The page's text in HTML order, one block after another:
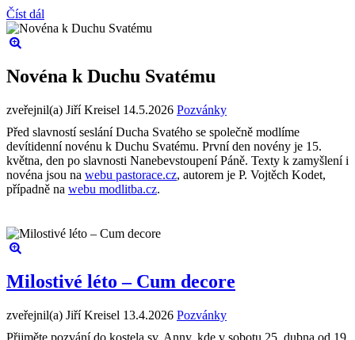
Číst dál
Novéna k Duchu Svatému
zveřejnil(a) Jiří Kreisel 14.5.2026 Pozvánky
Před slavností seslání Ducha Svatého se společně modlíme
devítidenní novénu k Duchu Svatému. První den novény je 15.
května, den po slavnosti Nanebevstoupení Páně. Texty k zamyšlení i
novéna jsou na webu pastorace.cz, autorem je P. Vojtěch Kodet,
případně na webu modlitba.cz.
Milostivé léto – Cum decore
zveřejnil(a) Jiří Kreisel 13.4.2026 Pozvánky
Přijměte pozvání do kostela sv. Anny, kde v sobotu 25. dubna od 19